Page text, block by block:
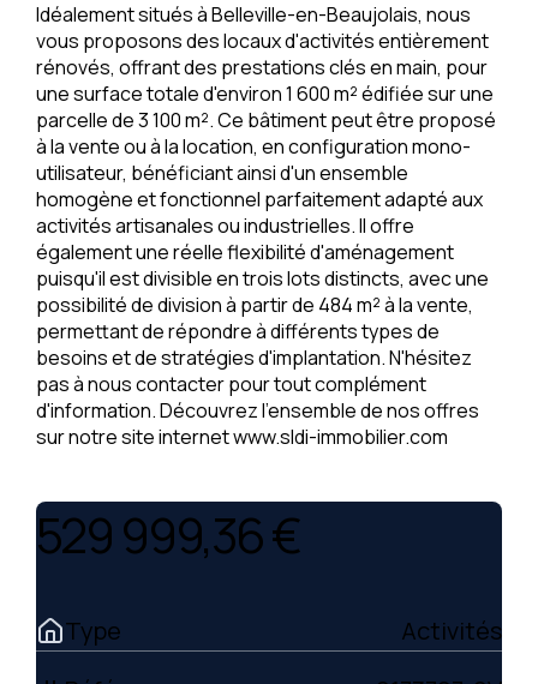
Idéalement situés à Belleville-en-Beaujolais, nous
vous proposons des locaux d'activités entièrement
rénovés, offrant des prestations clés en main, pour
une surface totale d'environ 1 600 m² édifiée sur une
parcelle de 3 100 m². Ce bâtiment peut être proposé
à la vente ou à la location, en configuration mono-
utilisateur, bénéficiant ainsi d'un ensemble
homogène et fonctionnel parfaitement adapté aux
activités artisanales ou industrielles. Il offre
également une réelle flexibilité d'aménagement
puisqu'il est divisible en trois lots distincts, avec une
possibilité de division à partir de 484 m² à la vente,
permettant de répondre à différents types de
besoins et de stratégies d'implantation. N'hésitez
pas à nous contacter pour tout complément
d'information. Découvrez l'ensemble de nos offres
sur notre site internet www.sldi-immobilier.com
529 999,36 €
Type Activités